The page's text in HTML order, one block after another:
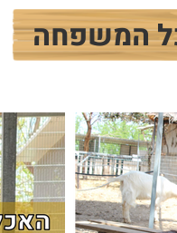
המשפחה